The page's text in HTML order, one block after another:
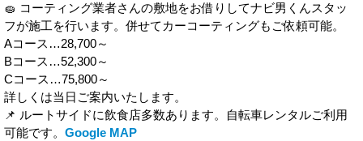
🧽 コーティング業者さんの敷地をお借りしてナビ男くんスタッ
フが施工を行います。併せてカーコーティングもご依頼可能。
Aコース…28,700～
Bコース…52,300～
Cコース…75,800～
詳しくは当日ご案内いたします。
📌 ルートサイドに飲食店多数あります。自転車レンタルご利用
可能です。 Google MAP